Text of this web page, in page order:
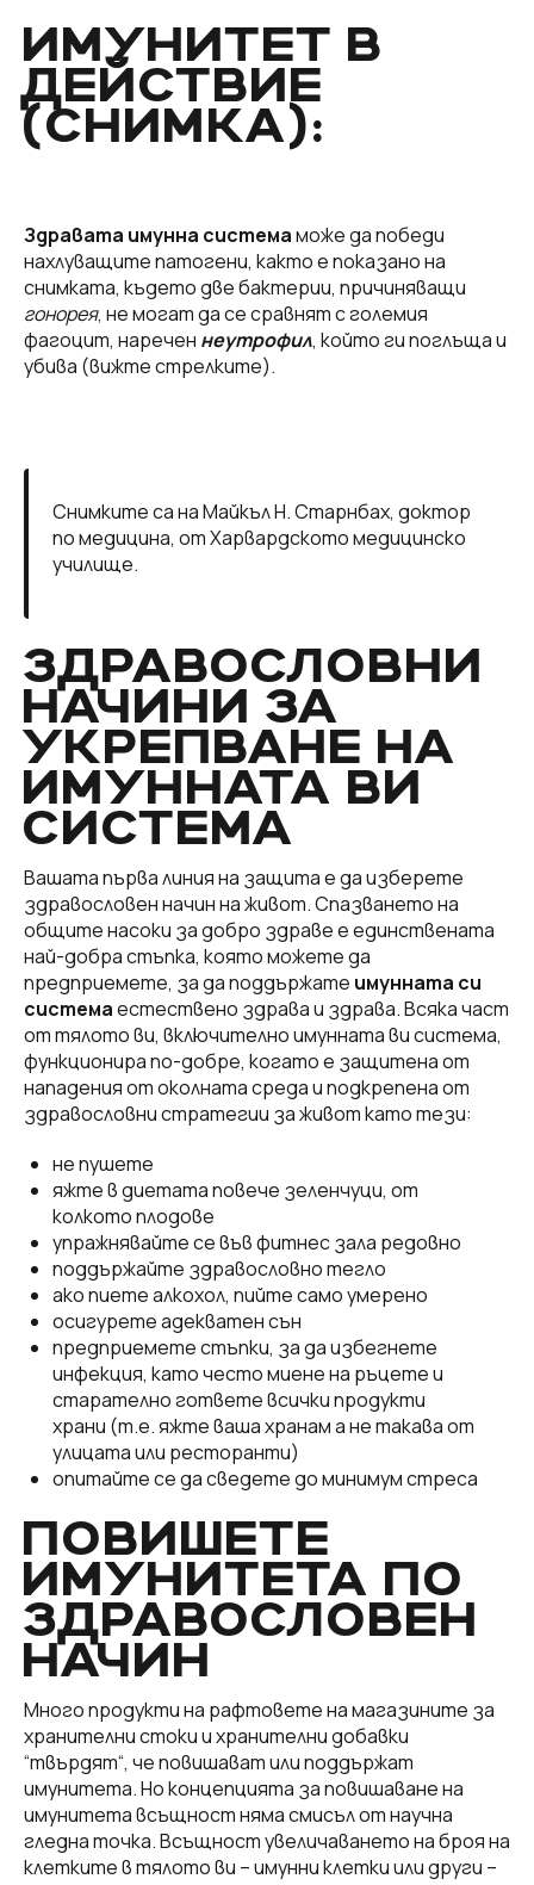
ИМУНИТЕТ В
ДЕЙСТВИЕ
(СНИМКА):
Здравата имунна системаможе да победи
нахлуващите патогени, както е показано на
снимката, където две бактерии, причиняващи
гонорея, не могат да се сравнят с големия
фагоцит, наречен неутрофил, който ги поглъща и
убива (вижте стрелките).
Снимките са на Майкъл Н. Старнбах, доктор
по медицина, от Харвардското медицинско
училище.
ЗДРАВОСЛОВНИ
НАЧИНИ ЗА
УКРЕПВАНЕ НА
ИМУННАТА ВИ
СИСТЕМА
Вашата първа линия на защита е да изберете
здравословен начин на живот. Спазването на
общите насоки за добро здраве е единствената
най-добра стъпка, която можете да
предприемете, за да поддържате имунната си
системаестествено здрава и здрава. Всяка част
от тялото ви, включително имунната ви система,
функционира по-добре, когато е защитена от
нападения от околната среда и подкрепена от
здравословни стратегии за живот като тези:
не пушете
яжте в диетата повече зеленчуци, от
колкото плодове
упражнявайте се във фитнес зала редовно
поддържайте здравословно тегло
ако пиете алкохол, пийте само умерено
осигурете адекватен сън
предприемете стъпки, за да избегнете
инфекция, като често миене на ръцете и
старателно гответе всички продукти
храни (т.е. яжте ваша хранам а не такава от
улицата или ресторанти)
опитайте се да сведете до минимум стреса
ПОВИШЕТЕ
ИМУНИТЕТА ПО
ЗДРАВОСЛОВЕН
НАЧИН
Много продукти на рафтовете на магазините за
хранителни стоки и хранителни добавки
“твърдят“, че повишават или поддържат
имунитета. Но концепцията за повишаване на
имунитета всъщност няма смисъл от научна
гледна точка. Всъщност увеличаването на броя на
клетките в тялото ви – имунни клетки или други –